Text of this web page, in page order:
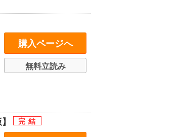
購入ページへ
無料立読み